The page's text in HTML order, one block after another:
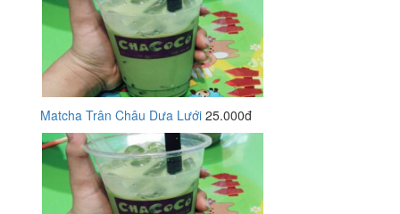
Matcha Trân Châu Dưa Lưới 25.000đ